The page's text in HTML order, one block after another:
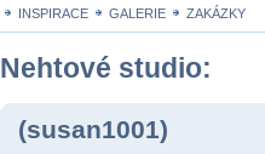
INSPIRACE GALERIE ZAKÁZKY
Nehtové studio:
(susan1001)